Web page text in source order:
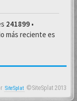
241899 •
más reciente es
SiteSplat ©SiteSplat 2013